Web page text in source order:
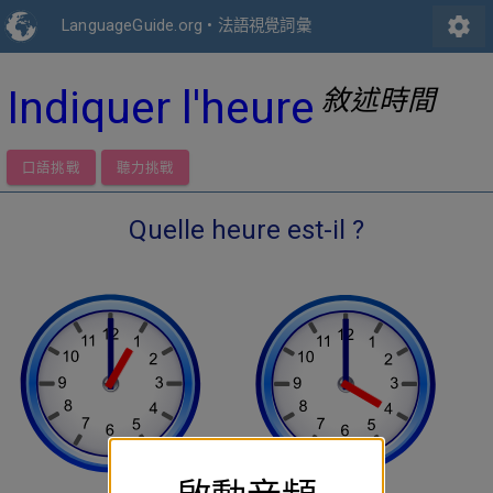
LanguageGuide.org • 法語視覺詞彙 settings
Indiquer l'heure 敘述時間
口語挑戰 聽力挑戰
Quelle heure est-il ?